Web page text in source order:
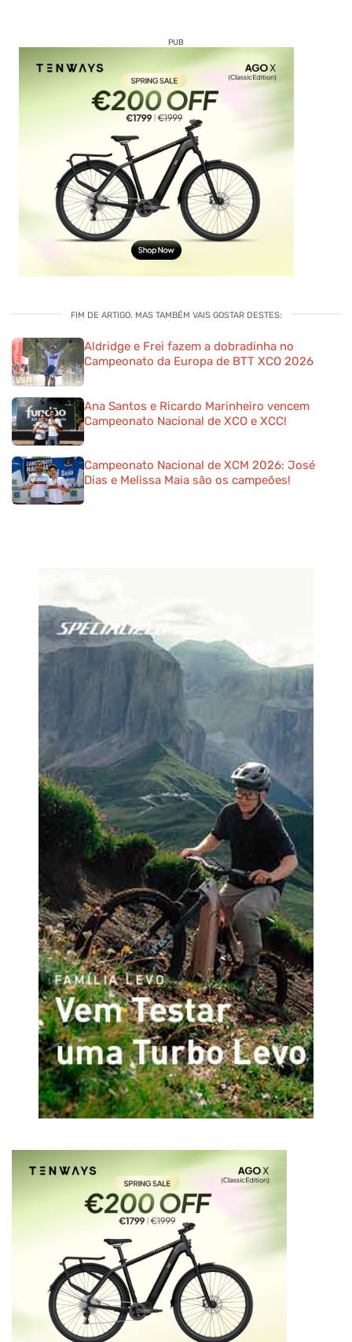
PUB
FIM DE ARTIGO. MAS TAMBÉM VAIS GOSTAR DESTES:
Aldridge e Frei fazem a dobradinha no
Campeonato da Europa de BTT XCO 2026
Ana Santos e Ricardo Marinheiro vencem
Campeonato Nacional de XCO e XCC!
Campeonato Nacional de XCM 2026: José
Dias e Melissa Maia são os campeões!